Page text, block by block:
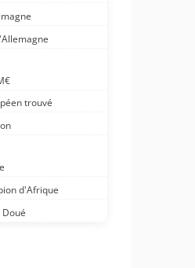
trouvé
d'Afrique